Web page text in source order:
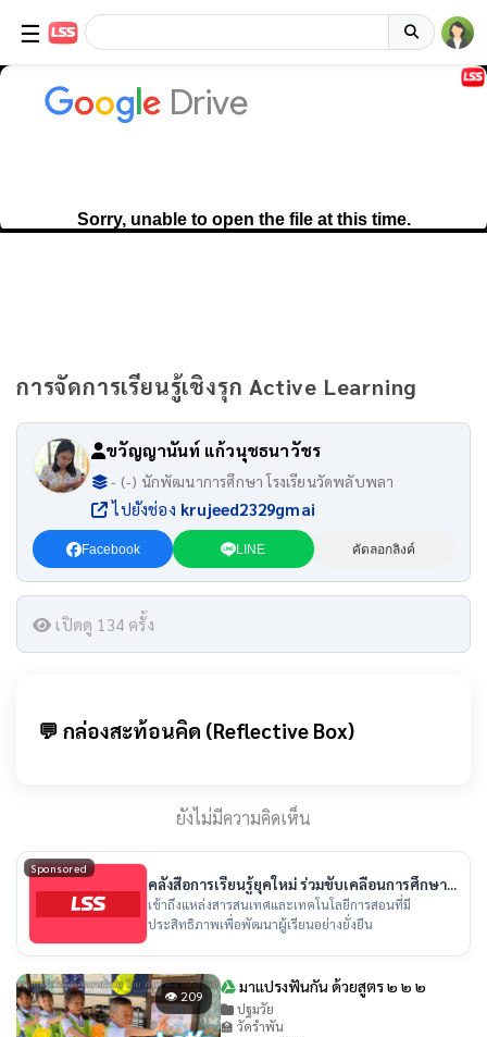
☰
การจัดการเรียนรู้เชิงรุก Active Learning
ขวัญญานันท์ แก้วนุชธนาวัชร
- (-) นักพัฒนาการศึกษา โรงเรียนวัดพลับพลา
ไปยังช่อง krujeed2329gmai
Facebook LINE คัดลอกลิงค์
เปิดดู 134 ครั้ง
💬 กล่องสะท้อนคิด (Reflective Box)
ยังไม่มีความคิดเห็น
Sponsored
คลังสื่อการเรียนรู้ยุคใหม่ ร่วมขับเคลื่อนการศึกษา
ไทย
เข้าถึงแหล่งสารสนเทศและเทคโนโลยีการสอนที่มี
ประสิทธิภาพเพื่อพัฒนาผู้เรียนอย่างยั่งยืน
👁 209 มาแปรงฟันกัน ด้วยสูตร ๒ ๒ ๒
ปฐมวัย
🏫 วัดรำพัน